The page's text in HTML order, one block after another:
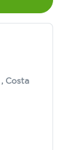
, Costa